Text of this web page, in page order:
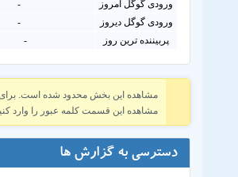
ورودی گوگل امروز
-
ورودی گوگل دیروز
-
پربیننده ترین روز
-
مشاهده این بخش محدود شده است.
مشاهده این قسمت کلمه عبور را وارد
دسترسی به گزارش ها